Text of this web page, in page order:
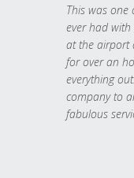
This was one
ever had
at the airport
for over an
everything
company to
fabulous